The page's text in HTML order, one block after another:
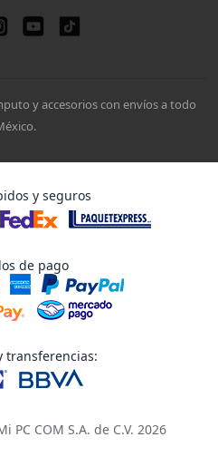
y accesorios con envíos a todo
y seguros
de pago
transferencias:
PC COM S.A. de C.V. 2026